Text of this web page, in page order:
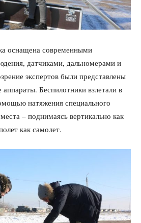
оснащена современными
датчиками, дальномерами и
экспертов были представлены
Беспилотники взлетали в
натяжения специального
– поднимаясь вертикально как
как самолет.